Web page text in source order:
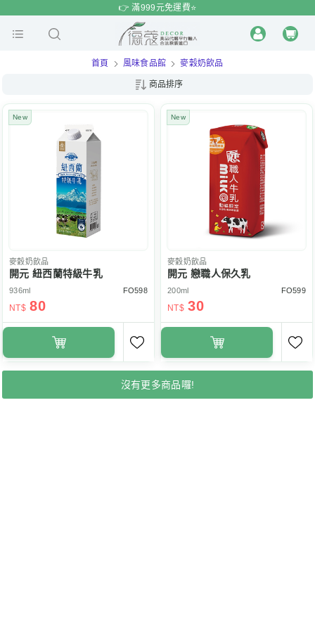
$
$
時 特賣
👉 滿999元免運費⭐️
首頁 風味食品館 麥穀奶飲品
商品排序
New
麥穀奶飲品
開元 紐西蘭特級牛乳
936ml FO598
NT$ 80
New
麥穀奶飲品
開元 戀職人保久乳
200ml FO599
NT$ 30
沒有更多商品囉!